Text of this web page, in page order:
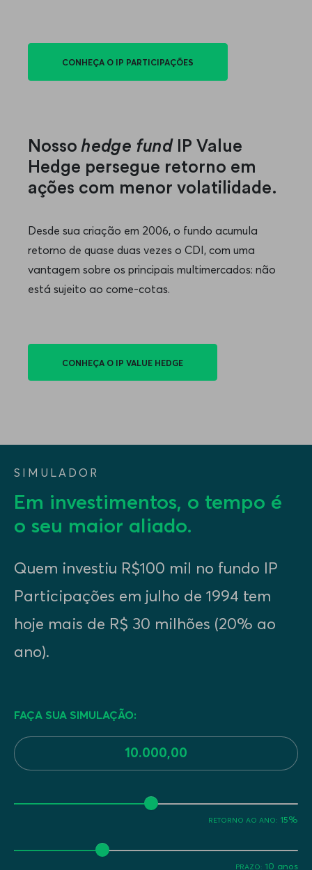
CONHEÇA O IP PARTICIPAÇÕES
Nosso hedge fund IP Value
Hedge persegue retorno em
ações com menor volatilidade.
Desde sua criação em 2006, o fundo acumula
retorno de quase duas vezes o CDI, com uma
vantagem sobre os principais multimercados: não
está sujeito ao come-cotas.
CONHEÇA O IP VALUE HEDGE
SIMULADOR
Em investimentos, o tempo é
o seu maior aliado.
Quem investiu R$100 mil no fundo IP
Participações em julho de 1994 tem
hoje mais de R$ 30 milhões (20% ao
ano).
FAÇA SUA SIMULAÇÃO:
RETORNO AO ANO: 15%
PRAZO: 10 anos